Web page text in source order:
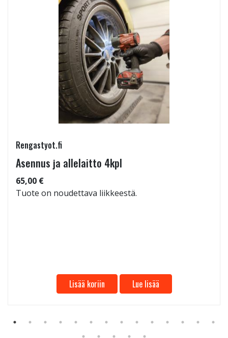
Rengastyot.fi
Asennus ja allelaitto 4kpl
65,00 €
Tuote on noudettava liikkeestä.
Lisää koriin Lue lisää